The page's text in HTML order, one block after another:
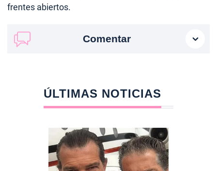
frentes abiertos.
Comentar
ÚLTIMAS NOTICIAS